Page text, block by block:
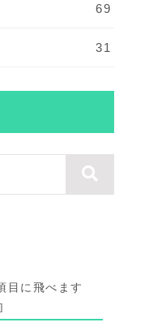
69
31
目に飛べます